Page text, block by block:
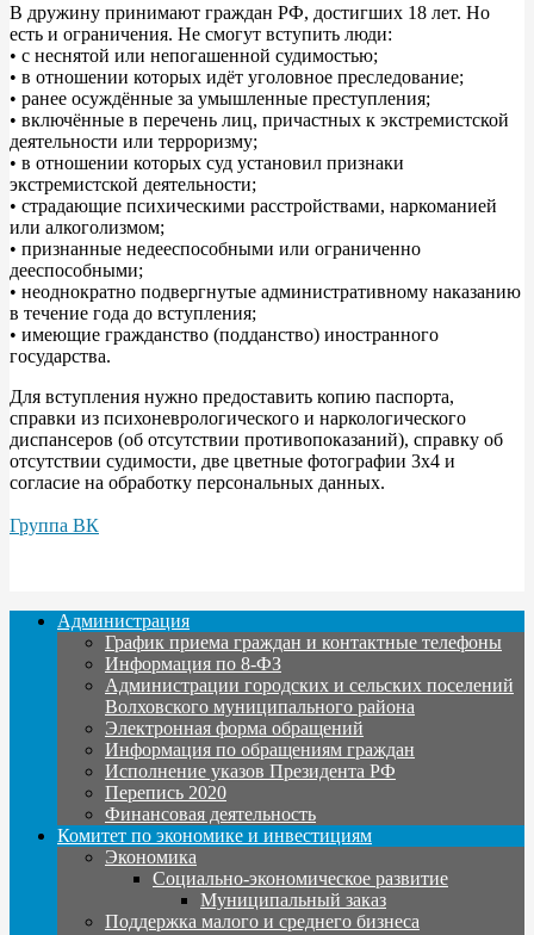
В дружину принимают граждан РФ, достигших 18 лет. Но
есть и ограничения. Не смогут вступить люди:
• с неснятой или непогашенной судимостью;
• в отношении которых идёт уголовное преследование;
• ранее осуждённые за умышленные преступления;
• включённые в перечень лиц, причастных к экстремистской
деятельности или терроризму;
• в отношении которых суд установил признаки
экстремистской деятельности;
• страдающие психическими расстройствами, наркоманией
или алкоголизмом;
• признанные недееспособными или ограниченно
дееспособными;
• неоднократно подвергнутые административному наказанию
в течение года до вступления;
• имеющие гражданство (подданство) иностранного
государства.
Для вступления нужно предоставить копию паспорта,
справки из психоневрологического и наркологического
диспансеров (об отсутствии противопоказаний), справку об
отсутствии судимости, две цветные фотографии 3x4 и
согласие на обработку персональных данных.
Группа ВК
Администрация
График приема граждан и контактные телефоны
Информация по 8-ФЗ
Администрации городских и сельских поселений
Волховского муниципального района
Электронная форма обращений
Информация по обращениям граждан
Исполнение указов Президента РФ
Перепись 2020
Финансовая деятельность
Комитет по экономике и инвестициям
Экономика
Социально-экономическое развитие
Муниципальный заказ
Поддержка малого и среднего бизнеса